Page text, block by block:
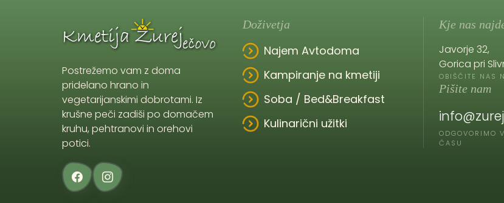
Postrežemo vam z doma
pridelano hrano in
vegetarijanskimi dobrotami. Iz
krušne peči zadiši po domačem
kruhu, pehtranovi in orehovi
potici.
Doživetja
Najem Avtodoma
Kampiranje na kmetiji
Soba / Bed&Breakfast
Kulinarični užitki
Kje nas
Javorje 32,
Gorica pri
OBIŠČITE NAS
Pišite nam
ODGOVORIMO
ČASU